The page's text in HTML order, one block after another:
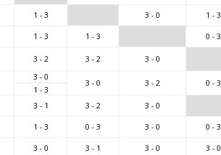
1 - 3 3 - 0 1 - 3
1 - 3 1 - 3 0 - 3
3 - 2 3 - 2 3 - 0
3 - 0
1 - 3
3 - 0 3 - 2 0 - 3
3 - 1 3 - 2 3 - 0
1 - 3 0 - 3 3 - 0 0 - 3
3 - 0 3 - 1 3 - 0 3 - 0